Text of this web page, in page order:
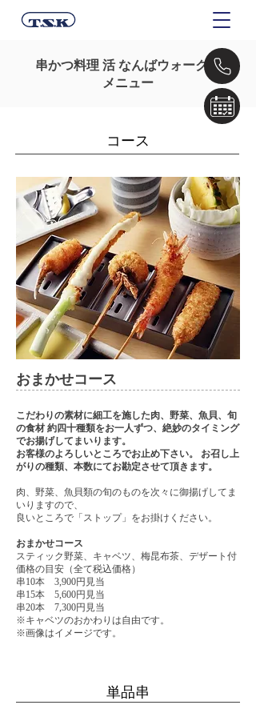
串かつ料理 活 なんばウォーク店
メニュー
​コース
おまかせコース
こだわりの素材に細工を施した肉、野菜、魚貝、旬
の食材 約四十種類をお一人ずつ、絶妙のタイミング
でお揚げしてまいります。
お客様のよろしいところでお止め下さい。 お召し上
がりの種類、本数にてお勘定させて頂きます。
肉、野菜、魚貝類の旬のものを次々に御揚げしてま
いりますので、
良いところで「ストップ」をお掛けください。
おまかせコース
スティック野菜、キャベツ、梅昆布茶、デザート付
価格の目安（全て税込価格）
串10本 3,900円見当
串15本 5,600円見当
串20本 7,300円見当
※キャベツのおかわりは自由です。
※画像はイメージです。
単品串